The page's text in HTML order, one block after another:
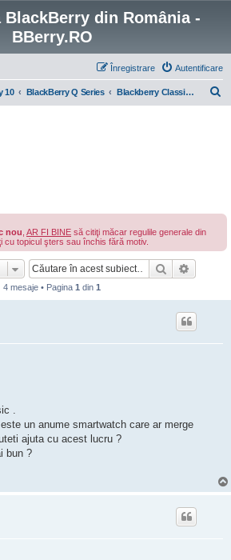
BlackBerry din România -
BBerry.RO
Autentificare
Înregistrare
10 BlackBerry Q Series Blackberry Classic (Q20)
nou AR FI BINE să citiţi măcar regulile generale din
cu topicul şters sau închis fără motiv.
Căutare
4 mesaje • Pagina 1 din 1
.
un anume smartwatch care ar merge
ajuta cu acest lucru ?
bun ?